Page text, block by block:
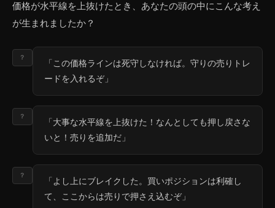
価格が水平線を上抜けたとき、あなたの頭の中にこんな考え
が生まれましたか？
？
「この価格ラインは死守しなければ。守りの売りトレ
ードを入れるぞ」
？
「大事な水平線を上抜けた！なんとしても押し戻さな
いと！売りを追加だ」
？
「よし上にブレイクした。買いポジションは利確し
て、ここからは売りで押さえ込むぞ」